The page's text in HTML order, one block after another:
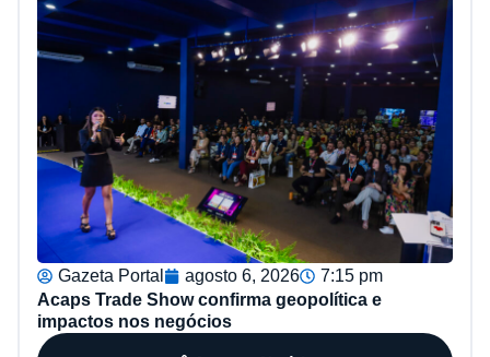
Gazeta Portal agosto 6, 2026
7:15 pm
Acaps Trade Show confirma geopolítica e
impactos nos negócios